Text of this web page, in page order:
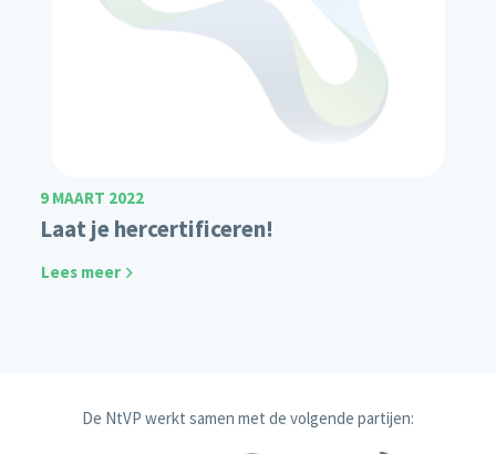
9 MAART 2022
Laat je hercertificeren!
Lees meer
De NtVP werkt samen met de volgende partijen: